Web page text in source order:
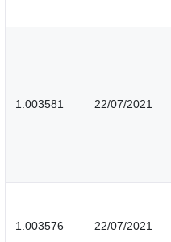
1.003581 22/07/2021
1.003576 22/07/2021